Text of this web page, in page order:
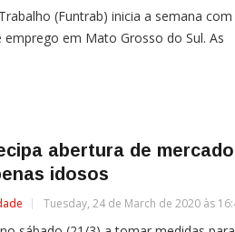
(Funtrab) inicia a semana
emprego em Mato Grosso do Sul. As
abertura de
idosos
Tuesday, 24 de March de 2020 às